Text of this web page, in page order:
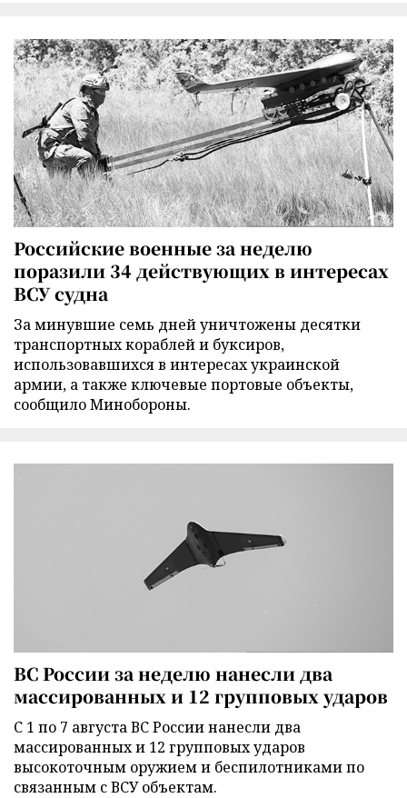
Российские военные за неделю
поразили 34 действующих в интересах
ВСУ судна
За минувшие семь дней уничтожены десятки
транспортных кораблей и буксиров,
использовавшихся в интересах украинской
армии, а также ключевые портовые объекты,
сообщило Минобороны.
ВС России за неделю нанесли два
массированных и 12 групповых ударов
С 1 по 7 августа ВС России нанесли два
массированных и 12 групповых ударов
высокоточным оружием и беспилотниками по
связанным с ВСУ объектам.